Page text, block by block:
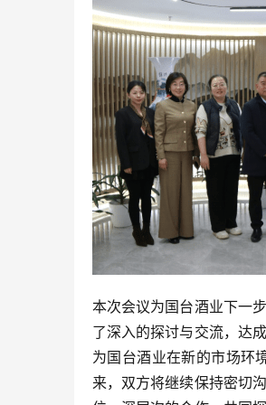
本次会议为国台酒业下一
了深入的探讨与交流，达
为国台酒业在新的市场环
来，双方将继续保持密切